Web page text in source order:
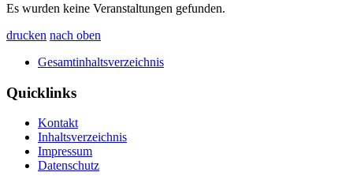
Es wurden keine Veranstaltungen gefunden.
drucken nach oben
Gesamtinhaltsverzeichnis
Quicklinks
Kontakt
Inhaltsverzeichnis
Impressum
Datenschutz